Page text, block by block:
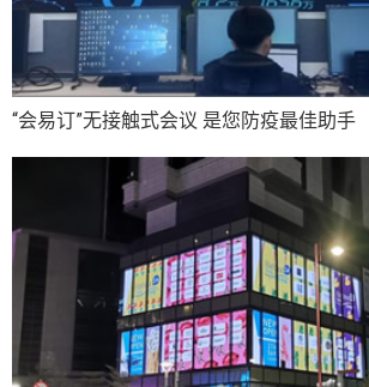
“会易订”无接触式会议 是您防疫最佳助手